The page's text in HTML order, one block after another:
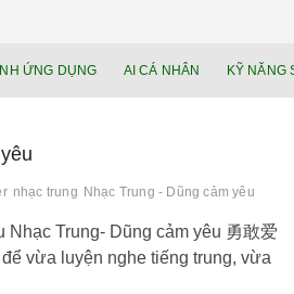
lực cá
ỨNG DỤNG AI CÁ NHÂN KỸ NĂNG
nhạc trung Nhạc Trung - Dũng cảm yêu
Nhạc Trung- Dũng cảm yêu 勇敢爱
vừa luyện nghe tiếng trung, vừa